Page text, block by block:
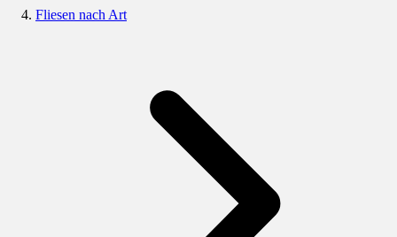
Fliesen nach Art